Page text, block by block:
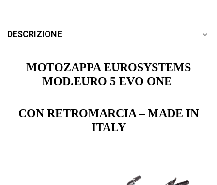
DESCRIZIONE
MOTOZAPPA EUROSYSTEMS
MOD.EURO 5 EVO ONE
CON RETROMARCIA – MADE IN
ITALY